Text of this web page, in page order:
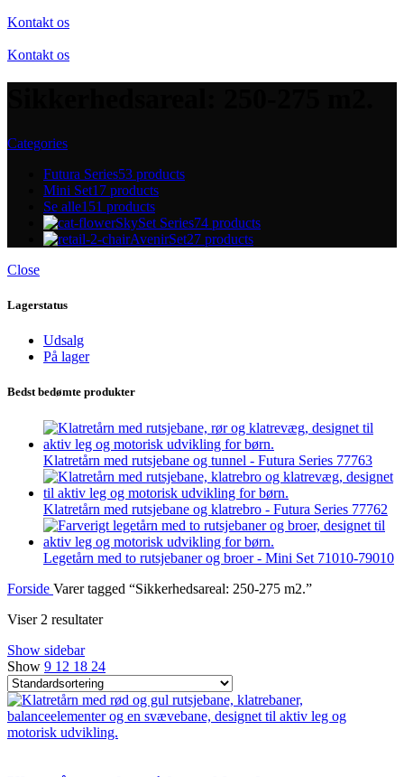
Kontakt os
Kontakt os
Categories
Futura Series53 products
Mini Set17 products
Se alle151 products
SkySet Series74 products
AvenirSet27 products
Close
Lagerstatus
Udsalg
På lager
Bedst bedømte produkter
Klatretårn med rutsjebane og tunnel - Futura Series 77763
Klatretårn med rutsjebane og klatrebro - Futura Series 77762
Legetårn med to rutsjebaner og broer - Mini Set 71010-79010
Forside Varer tagged “Sikkerhedsareal: 250-275 m2.”
Viser 2 resultater
Show sidebar
Show 9 12 18 24